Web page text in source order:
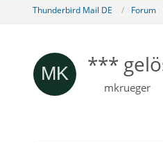
Thunderbird Mail DE Forum
***
mkrueger